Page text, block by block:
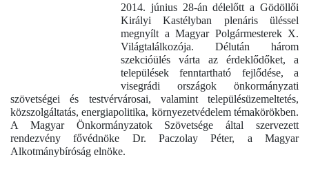
2014. június 28-án délelőtt a Gödöllői
Királyi Kastélyban plenáris üléssel
megnyílt a Magyar Polgármesterek X.
Világtalálkozója. Délután három
szekcióülés várta az érdeklődőket, a
települések fenntartható fejlődése, a
visegrádi országok önkormányzati
szövetségei és testvérvárosai, valamint településüzemeltetés,
közszolgáltatás, energiapolitika, környezetvédelem témakörökben.
A Magyar Önkormányzatok Szövetsége által szervezett
rendezvény fővédnöke Dr. Paczolay Péter, a Magyar
Alkotmánybíróság elnöke.